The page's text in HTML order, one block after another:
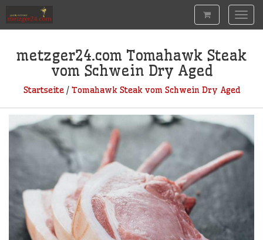
metzger24.com Tomahawk Steak
vom Schwein Dry Aged
Startseite/ Tomahawk Steak vom Schwein Dry Aged